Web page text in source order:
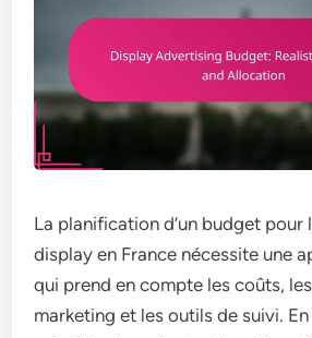
La planification d’un budget pour
display en France nécessite une
qui prend en compte les coûts,
marketing et les outils de suivi.